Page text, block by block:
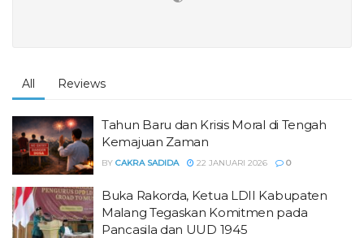
All Reviews
Tahun Baru dan Krisis Moral di Tengah
Kemajuan Zaman
BY CAKRA SADIDA 22 JANUARI 2026 0
Buka Rakorda, Ketua LDII Kabupaten
Malang Tegaskan Komitmen pada
Pancasila dan UUD 1945